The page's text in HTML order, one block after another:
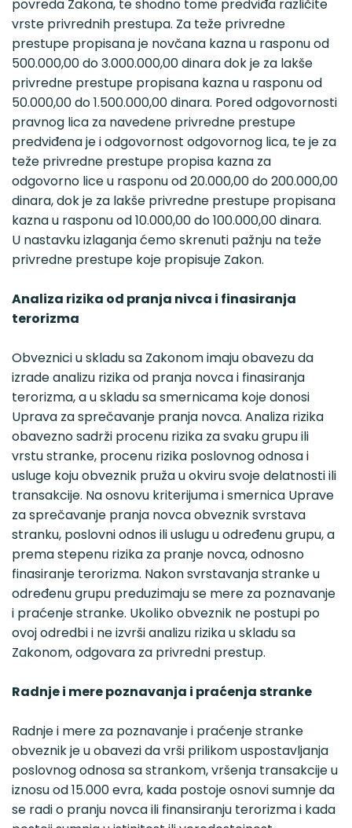
povreda Zakona, te shodno tome predviđa različite
vrste privrednih prestupa. Za teže privredne
prestupe propisana je novčana kazna u rasponu od
500.000,00 do 3.000.000,00 dinara dok je za lakše
privredne prestupe propisana kazna u rasponu od
50.000,00 do 1.500.000,00 dinara. Pored odgovornosti
pravnog lica za navedene privredne prestupe
predviđena je i odgovornost odgovornog lica, te je za
teže privredne prestupe propisa kazna za
odgovorno lice u rasponu od 20.000,00 do 200.000,00
dinara, dok je za lakše privredne prestupe propisana
kazna u rasponu od 10.000,00 do 100.000,00 dinara.
U nastavku izlaganja ćemo skrenuti pažnju na teže
privredne prestupe koje propisuje Zakon.
Analiza rizika od pranja nivca i finasiranja
terorizma
Obveznici u skladu sa Zakonom imaju obavezu da
izrade analizu rizika od pranja novca i finasiranja
terorizma, a u skladu sa smernicama koje donosi
Uprava za sprečavanje pranja novca. Analiza rizika
obavezno sadrži procenu rizika za svaku grupu ili
vrstu stranke, procenu rizika poslovnog odnosa i
usluge koju obveznik pruža u okviru svoje delatnosti ili
transakcije. Na osnovu kriterijuma i smernica Uprave
za sprečavanje pranja novca obveznik svrstava
stranku, poslovni odnos ili uslugu u određenu grupu, a
prema stepenu rizika za pranje novca, odnosno
finasiranje terorizma. Nakon svrstavanja stranke u
određenu grupu preduzimaju se mere za poznavanje
i praćenje stranke. Ukoliko obveznik ne postupi po
ovoj odredbi i ne izvrši analizu rizika u skladu sa
Zakonom, odgovara za privredni prestup.
Radnje i mere poznavanja i praćenja stranke
Radnje i mere za poznavanje i praćenje stranke
obveznik je u obavezi da vrši prilikom uspostavljanja
poslovnog odnosa sa strankom, vršenja transakcije u
iznosu od 15.000 evra, kada postoje osnovi sumnje da
se radi o pranju novca ili finansiranju terorizma i kada